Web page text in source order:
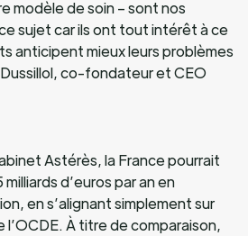
modèle de soin – sont nos
sujet car ils ont tout intérêt à ce
anticipent mieux leurs problèmes
co-fondateur et CEO
Astérès, la France pourrait
d’euros par an en
en s’alignant simplement sur
l’OCDE. À titre de comparaison,